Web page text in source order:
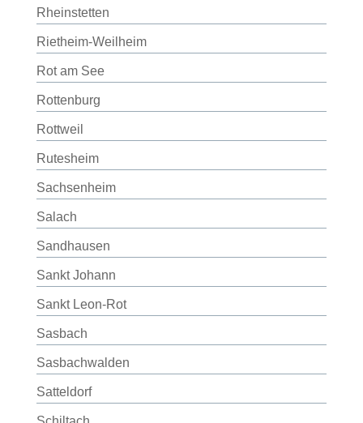
Rheinstetten
Rietheim-Weilheim
Rot am See
Rottenburg
Rottweil
Rutesheim
Sachsenheim
Salach
Sandhausen
Sankt Johann
Sankt Leon-Rot
Sasbach
Sasbachwalden
Satteldorf